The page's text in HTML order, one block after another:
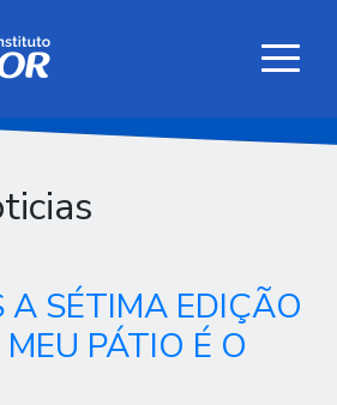
SÉTIMA EDIÇÃO
PÁTIO É O